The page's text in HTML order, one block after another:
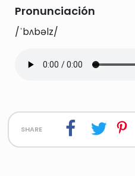
Pronunciación
/ˈbʌbəlz/
share